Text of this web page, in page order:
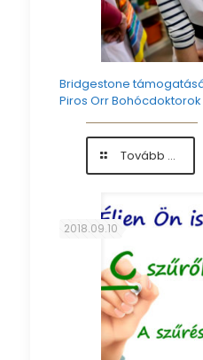
Bridgestone
Piros Orr Bohócdoktorok
Tovább ...-
a
Orr
2018.09.10